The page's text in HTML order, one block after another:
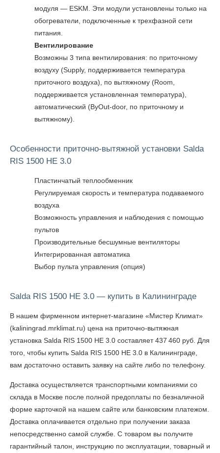
модуля — ESKM. Эти модули установлены только на
обогреватели, подключенные к трехфазной сети
питания.
Вентилирование
Возможны 3 типа вентилирования: по приточному
воздуху (Supply, поддерживается температура
приточного воздуха), по вытяжному (Room,
поддерживается установленная температура),
автоматический (ByOut-door, по приточному и
вытяжному).
Особенности приточно-вытяжной установки Salda
RIS 1500 HE 3.0
Пластинчатый теплообменник
Регулируемая скорость и температура подаваемого
воздуха
Возможность управления и наблюдения с помощью
пультов
Производительные бесшумные вентиляторы
Интегрированная автоматика
Выбор пульта управления (опция)
Salda RIS 1500 HE 3.0 — купить в Калининграде
В нашем фирменном интернет-магазине «Мистер Климат»
(kaliningrad.mrklimat.ru) цена на приточно-вытяжная
установка Salda RIS 1500 HE 3.0 составляет 437 460 руб. Для
того, чтобы купить Salda RIS 1500 HE 3.0 в Калининграде
вам достаточно оставить заявку на сайте либо по телефону.
Доставка осуществляется транспортными компаниями со
склада в Москве после полной предоплаты по безналичной
форме карточкой на нашем сайте или банковским платежом.
Доставка оплачивается отдельно при получении заказа
непосредственно самой службе. С товаром вы получите
гарантийный талон, инструкцию по эксплуатации, товарный и